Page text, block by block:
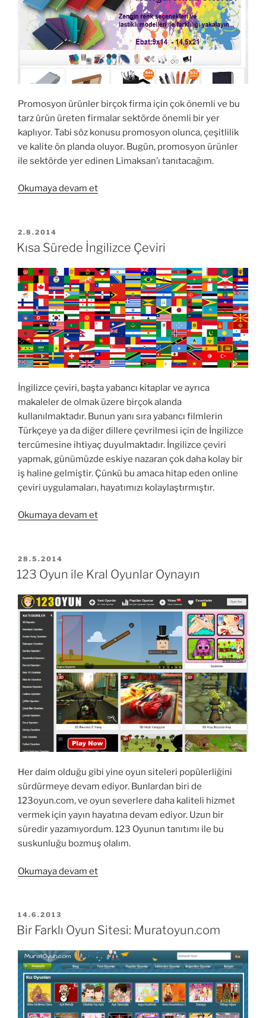
Promosyon ürünler birçok firma için çok önemli ve bu
tarz ürün üreten firmalar sektörde önemli bir yer
kaplıyor. Tabi söz konusu promosyon olunca, çeşitlilik
ve kalite ön planda oluyor. Bugün, promosyon ürünler
ile sektörde yer edinen Limaksan’ı tanıtacağım.
Okumaya devam et“Limaksan
YAYIM
TARIHI
2.8.2014
Kısa Sürede İngilizce Çeviri
İngilizce çeviri, başta yabancı kitaplar ve ayrıca
makaleler de olmak üzere birçok alanda
kullanılmaktadır. Bunun yanı sıra yabancı filmlerin
Türkçeye ya da diğer dillere çevrilmesi için de İngilizce
tercümesine ihtiyaç duyulmaktadır. İngilizce çeviri
yapmak, günümüzde eskiye nazaran çok daha kolay bir
iş haline gelmiştir. Çünkü bu amaca hitap eden online
çeviri uygulamaları, hayatımızı kolaylaştırmıştır.
Okumaya devam et“Kısa
YAYIM
TARIHI
28.5.2014
123 Oyun ile Kral Oyunlar Oynayın
Her daim olduğu gibi yine oyun siteleri popülerliğini
sürdürmeye devam ediyor. Bunlardan biri de
123oyun.com, ve oyun severlere daha kaliteli hizmet
vermek için yayın hayatına devam ediyor. Uzun bir
süredir yazamıyordum. 123 Oyunun tanıtımı ile bu
suskunluğu bozmuş olalım.
Okumaya devam et“123
Oyunlar
YAYIM
TARIHI
14.6.2013
Bir Farklı Oyun Sitesi: Muratoyun.com